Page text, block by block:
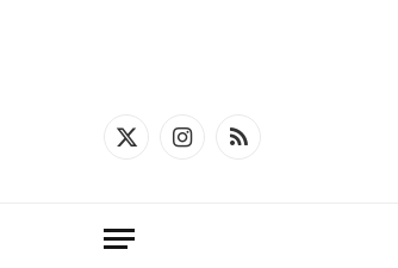
X
InstagramRSS